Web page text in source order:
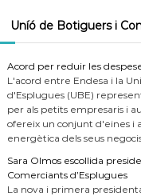
Uníó de Botiguers i
Acord per reduir les
L'acord entre Endesa i la
d'Esplugues (UBE)
per als petits empresaris i
ofereix un conjunt d'eines i
energètica dels seus
Sara Olmos escollida
Comerciants d’Esplugues
La nova i primera